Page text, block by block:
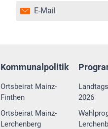
E-Mail
Kommunalpolitik
Ortsbeirat Mainz-
Finthen
Ortsbeirat Mainz-
Lerchenberg
2026